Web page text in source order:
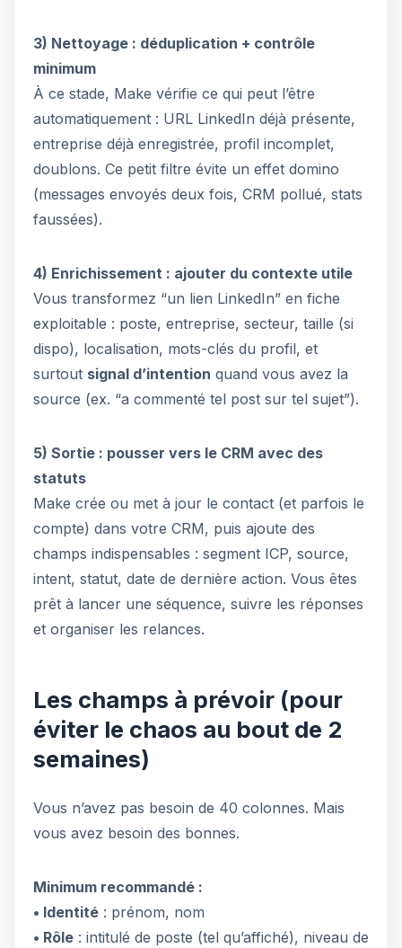
3) Nettoyage : déduplication + contrôle
minimum
À ce stade, Make vérifie ce qui peut l’être
automatiquement : URL LinkedIn déjà présente,
entreprise déjà enregistrée, profil incomplet,
doublons. Ce petit filtre évite un effet domino
(messages envoyés deux fois, CRM pollué, stats
faussées).
4) Enrichissement : ajouter du contexte utile
Vous transformez “un lien LinkedIn” en fiche
exploitable : poste, entreprise, secteur, taille (si
dispo), localisation, mots-clés du profil, et
surtout signal d’intention quand vous avez la
source (ex. “a commenté tel post sur tel sujet”).
5) Sortie : pousser vers le CRM avec des
statuts
Make crée ou met à jour le contact (et parfois le
compte) dans votre CRM, puis ajoute des
champs indispensables : segment ICP, source,
intent, statut, date de dernière action. Vous êtes
prêt à lancer une séquence, suivre les réponses
et organiser les relances.
Les champs à prévoir (pour
éviter le chaos au bout de 2
semaines)
Vous n’avez pas besoin de 40 colonnes. Mais
vous avez besoin des bonnes.
Minimum recommandé :
• Identité : prénom, nom
• Rôle : intitulé de poste (tel qu’affiché), niveau de